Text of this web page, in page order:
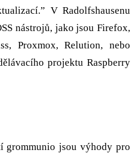
V Radolfshausenu
nástrojů, jako jsou Firefox,
Proxmox, Relution, nebo
projektu Raspberry
grommunio jsou výhody pro